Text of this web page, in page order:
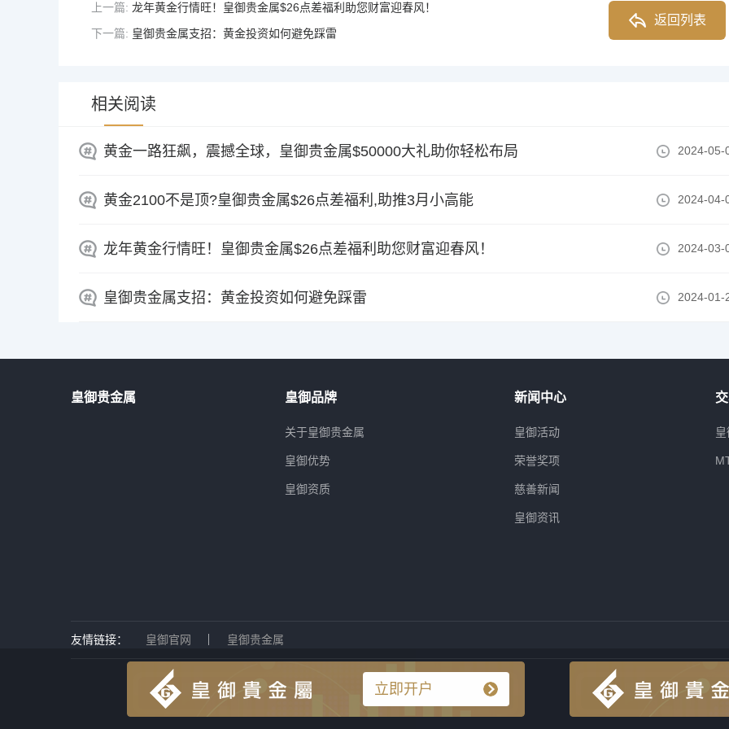
上一篇: 龙年黄金行情旺！皇御贵金属$26点差福利助您财富迎春风！
下一篇: 皇御贵金属支招：黄金投资如何避免踩雷
返回列表
相关阅读
黄金一路狂飙，震撼全球，皇御贵金属$50000大礼助你轻松布局 2024-05-
黄金2100不是顶?皇御贵金属$26点差福利,助推3月小高能 2024-04-
龙年黄金行情旺！皇御贵金属$26点差福利助您财富迎春风！ 2024-03-
皇御贵金属支招：黄金投资如何避免踩雷 2024-01-
皇御贵金属 皇御品牌
关于皇御贵金属
皇御优势
皇御资质
新闻中心
皇御活动
荣誉奖项
慈善新闻
皇御资讯
友情链接： 皇御官网 皇御贵金属
立即开户